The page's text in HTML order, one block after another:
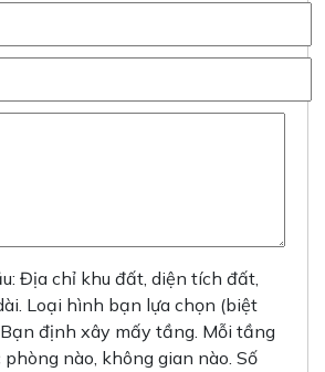
Địa chỉ khu đất, diện tích đất,
Loại hình bạn lựa chọn (biệt
định xây mấy tầng. Mỗi tầng
phòng nào, không gian nào. Số